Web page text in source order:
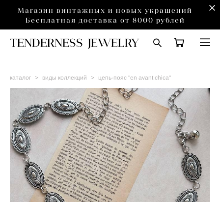
Магазин винтажных и новых украшений
Бесплатная доставка от 8000 рублей
TENDERNESS JEWELRY
каталог > виды коллекций > цепь-пояс "en avant chica"